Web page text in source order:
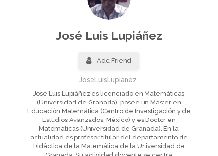
José Luis Lupiáñez
Add Friend
JoseLuisLupianez
José Luis Lupiáñez es licenciado en Matemáticas
(Universidad de Granada), posee un Máster en
Educación Matemática (Centro de Investigación y de
Estudios Avanzados, México) y es Doctor en
Matemáticas (Universidad de Granada). En la
actualidad es profesor titular del departamento de
Didáctica de la Matemática de la Universidad de